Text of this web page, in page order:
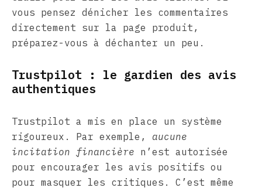
vous pensez dénicher les commentaires
directement sur la page produit,
préparez-vous à déchanter un peu.
Trustpilot : le gardien des avis
authentiques
Trustpilot a mis en place un système
rigoureux. Par exemple, aucune
incitation financière n’est autorisée
pour encourager les avis positifs ou
pour masquer les critiques. C’est même